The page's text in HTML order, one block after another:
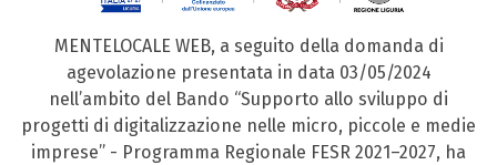
MENTELOCALE WEB, a seguito della domanda di
agevolazione presentata in data 03/05/2024
nell’ambito del Bando “Supporto allo sviluppo di
progetti di digitalizzazione nelle micro, piccole e medie
imprese” - Programma Regionale FESR 2021–2027, ha